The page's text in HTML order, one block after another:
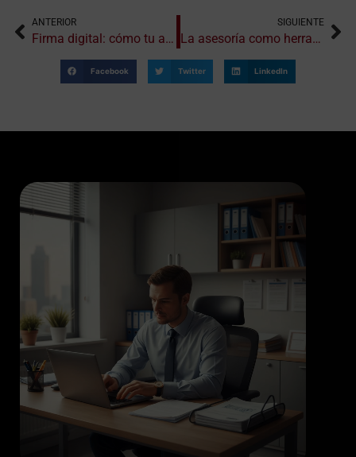
ANTERIOR
Firma digital: cómo tu asesoría puede ayudarte a implementarla
SIGUIENTE
La asesoría como herramienta de prevención de errores contables
Facebook Twitter LinkedIn